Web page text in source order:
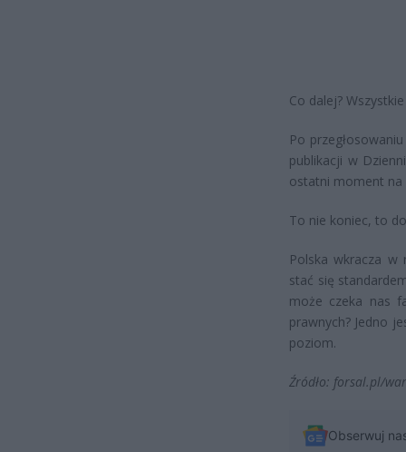
Co dalej?
Po
publikacji w
ostatni moment na
To nie koniec, to
Polska wkracza
stać się
może czeka nas
prawnych? Jedno
poziom.
Źródło: forsal.pl/
Obserwuj